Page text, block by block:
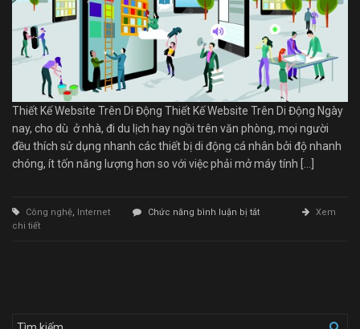
Thiết Kế Website Trên Di Động Thiết Kế Website Trên Di Động Ngày
nay, cho dù ở nhà, đi du lịch hay ngồi trên văn phòng, mọi người
đều thích sử dụng nhanh các thiết bị di động cá nhân bởi độ nhanh
chóng, ít tốn năng lượng hơn so với việc phải mở máy tính […]
Công nghệ, Internet Chức năng bình luận bị tắtở
Xem
chi tiết